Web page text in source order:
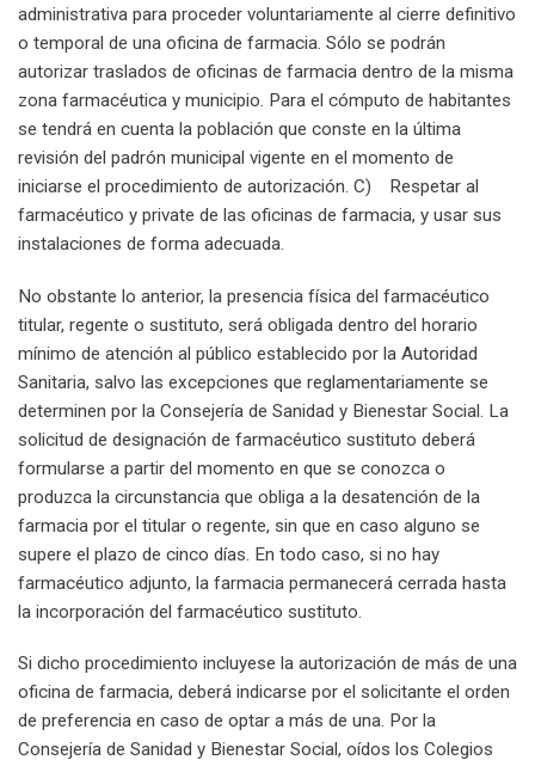
administrativa para proceder voluntariamente al cierre definitivo
o temporal de una oficina de farmacia. Sólo se podrán
autorizar traslados de oficinas de farmacia dentro de la misma
zona farmacéutica y municipio. Para el cómputo de habitantes
se tendrá en cuenta la población que conste en la última
revisión del padrón municipal vigente en el momento de
iniciarse el procedimiento de autorización. C) Respetar al
farmacéutico y private de las oficinas de farmacia, y usar sus
instalaciones de forma adecuada.
No obstante lo anterior, la presencia física del farmacéutico
titular, regente o sustituto, será obligada dentro del horario
mínimo de atención al público establecido por la Autoridad
Sanitaria, salvo las excepciones que reglamentariamente se
determinen por la Consejería de Sanidad y Bienestar Social. La
solicitud de designación de farmacéutico sustituto deberá
formularse a partir del momento en que se conozca o
produzca la circunstancia que obliga a la desatención de la
farmacia por el titular o regente, sin que en caso alguno se
supere el plazo de cinco días. En todo caso, si no hay
farmacéutico adjunto, la farmacia permanecerá cerrada hasta
la incorporación del farmacéutico sustituto.
Si dicho procedimiento incluyese la autorización de más de una
oficina de farmacia, deberá indicarse por el solicitante el orden
de preferencia en caso de optar a más de una. Por la
Consejería de Sanidad y Bienestar Social, oídos los Colegios